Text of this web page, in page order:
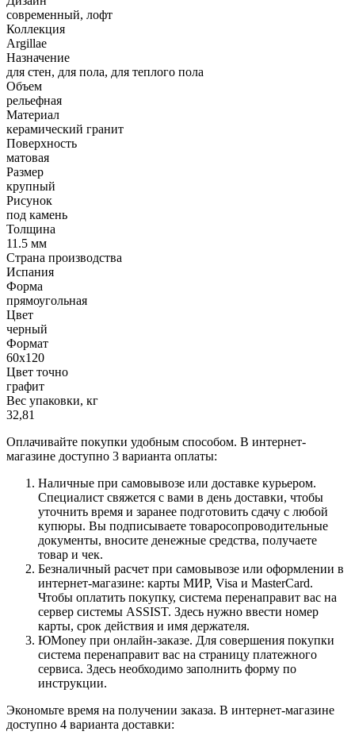
современный, лофт
Коллекция
Argillae
Назначение
для стен, для пола, для теплого пола
Объем
рельефная
Материал
керамический гранит
Поверхность
матовая
Размер
крупный
Рисунок
под камень
Толщина
11.5 мм
Страна производства
Испания
Форма
прямоугольная
Цвет
черный
Формат
60х120
Цвет точно
графит
Вес упаковки, кг
32,81
Оплачивайте покупки удобным способом. В интернет-
магазине доступно 3 варианта оплаты:
Наличные при самовывозе или доставке курьером.
Специалист свяжется с вами в день доставки, чтобы
уточнить время и заранее подготовить сдачу с любой
купюры. Вы подписываете товаросопроводительные
документы, вносите денежные средства, получаете
товар и чек.
Безналичный расчет при самовывозе или оформлении в
интернет-магазине: карты МИР, Visa и MasterCard.
Чтобы оплатить покупку, система перенаправит вас на
сервер системы ASSIST. Здесь нужно ввести номер
карты, срок действия и имя держателя.
ЮMoney при онлайн-заказе. Для совершения покупки
система перенаправит вас на страницу платежного
сервиса. Здесь необходимо заполнить форму по
инструкции.
Экономьте время на получении заказа. В интернет-магазине
доступно 4 варианта доставки: